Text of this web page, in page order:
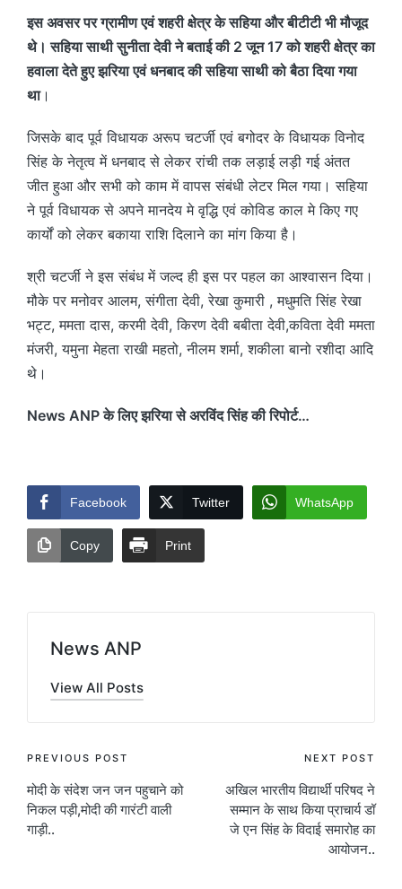
इस अवसर पर ग्रामीण एवं शहरी क्षेत्र के सहिया और बीटीटी भी मौजूद
थे। सहिया साथी सुनीता देवी ने बताई की 2 जून 17 को शहरी क्षेत्र का
हवाला देते हुए झरिया एवं धनबाद की सहिया साथी को बैठा दिया गया
था।
जिसके बाद पूर्व विधायक अरूप चटर्जी एवं बगोदर के विधायक विनोद
सिंह के नेतृत्व में धनबाद से लेकर रांची तक लड़ाई लड़ी गई अंतत
जीत हुआ और सभी को काम में वापस संबंधी लेटर मिल गया। सहिया
ने पूर्व विधायक से अपने मानदेय मे वृद्धि एवं कोविड काल मे किए गए
कार्यों को लेकर बकाया राशि दिलाने का मांग किया है।
श्री चटर्जी ने इस संबंध में जल्द ही इस पर पहल का आश्वासन दिया।
मौके पर मनोवर आलम, संगीता देवी, रेखा कुमारी , मधुमति सिंह रेखा
भट्ट, ममता दास, करमी देवी, किरण देवी बबीता देवी,कविता देवी ममता
मंजरी, यमुना मेहता राखी महतो, नीलम शर्मा, शकीला बानो रशीदा आदि
थे।
News ANP के लिए झरिया से अरविंद सिंह की रिपोर्ट…
Facebook Twitter WhatsApp
Copy Print
News ANP
View All Posts
Post
navigation
PREVIOUS POST
मोदी के संदेश जन जन पहुचाने को
निकल पड़ी,मोदी की गारंटी वाली
गाड़ी..
NEXT POST
अखिल भारतीय विद्यार्थी परिषद ने
सम्मान के साथ किया प्राचार्य डॉ
जे एन सिंह के विदाई समारोह का
आयोजन..